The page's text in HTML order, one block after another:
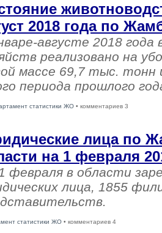
2018 года по
августе 2018 года
реализовано на
массе 69,7 тыс. тонн
периода прошлого
статистики ЖО • комментариев 3
лица по
на 1 февраля
февраля в области
лица, 1855
статистики ЖО • комментариев 4